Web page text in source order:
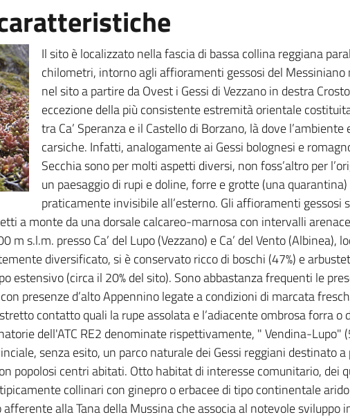
Il sito è localizzato nella fascia di bassa collina reggiana
chilometri, intorno agli affioramenti gessosi del
nel sito a partire da Ovest i Gessi di Vezzano in destra
eccezione della più consistente estremità orientale
tra Ca’ Speranza e il Castello di Borzano, là dove
carsiche. Infatti, analogamente ai Gessi bolognesi e
Secchia sono per molti aspetti diversi, non foss’altro per
un paesaggio di rupi e doline, forre e grotte (una
praticamente invisibile all’esterno. Gli affioramenti
a monte da una dorsale calcareo-marnosa con intervalli
m s.l.m. presso Ca’ del Lupo (Vezzano) e Ca’ del Vento
diversificato, si è conservato ricco di boschi (47%) e
estensivo (circa il 20% del sito). Sono abbastanza frequenti le
presenze d’alto Appennino legate a condizioni di marcata
contatto quali la rupe assolata e l’adiacente ombrosa forra o
dell'ATC RE2 denominate rispettivamente, " Vendina-Lupo"
senza esito, un parco naturale dei Gessi reggiani destinato
popolosi centri abitati. Otto habitat di interesse comunitario, dei
collinari con ginepro o erbacee di tipo continentale
alla Tana della Mussina che associa al notevole